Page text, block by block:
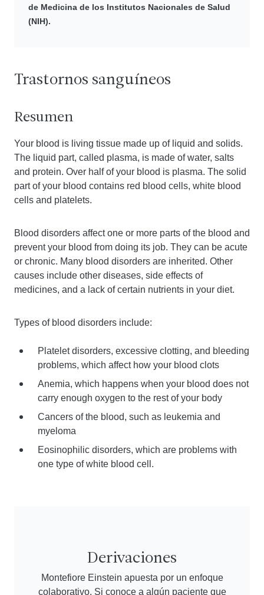
de Medicina de los Institutos Nacionales de Salud
(NIH).
Trastornos sanguíneos
Resumen
Your blood is living tissue made up of liquid and solids.
The liquid part, called plasma, is made of water, salts
and protein. Over half of your blood is plasma. The solid
part of your blood contains red blood cells, white blood
cells and platelets.
Blood disorders affect one or more parts of the blood and
prevent your blood from doing its job. They can be acute
or chronic. Many blood disorders are inherited. Other
causes include other diseases, side effects of
medicines, and a lack of certain nutrients in your diet.
Types of blood disorders include:
Platelet disorders, excessive clotting, and bleeding
problems, which affect how your blood clots
Anemia, which happens when your blood does not
carry enough oxygen to the rest of your body
Cancers of the blood, such as leukemia and
myeloma
Eosinophilic disorders, which are problems with
one type of white blood cell.
Derivaciones
Montefiore Einstein apuesta por un enfoque
colaborativo. Si conoce a algún paciente que